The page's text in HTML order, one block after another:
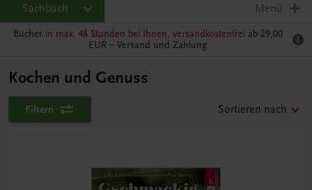
Sachbuch Menü
Bücher in max. 48 Stunden bei Ihnen, versandkostenfrei ab 29,00
EUR – Versand und Zahlung
Kochen und Genuss
Filtern Sortieren nach